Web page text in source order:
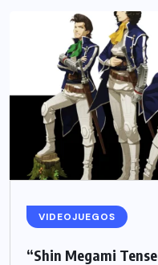
VIDEOJUEGOS
“Shin Megami